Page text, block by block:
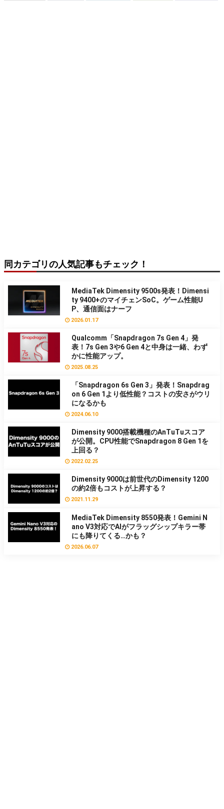
同カテゴリの人気記事もチェック！
MediaTek Dimensity 9500s発表！Dimensi
ty 9400+のマイチェンSoC。ゲーム性能U
P、通信面はナーフ
2026.01.17
Qualcomm「Snapdragon 7s Gen 4」発
表！7s Gen 3や6 Gen 4と中身は一緒、わず
かに性能アップ。
2025.08.25
「Snapdragon 6s Gen 3」発表！Snapdrag
on 6 Gen 1より低性能？コストの安さがウリ
になるかも
2024.06.10
Dimensity 9000搭載機種のAnTuTuスコア
が公開。CPU性能でSnapdragon 8 Gen 1を
上回る？
2022.02.25
Dimensity 9000は前世代のDimensity 1200
の約2倍もコストが上昇する？
2021.11.29
MediaTek Dimensity 8550発表！Gemini N
ano V3対応でAIがフラッグシップキラー帯
にも降りてくる…かも？
2026.06.07